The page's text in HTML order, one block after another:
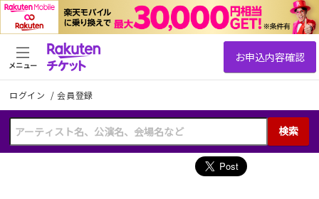
ログイン /会員登録
検索
メニュー